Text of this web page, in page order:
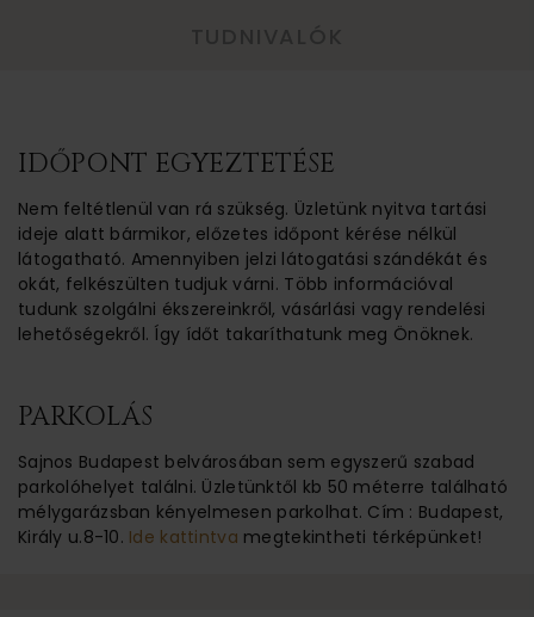
IDŐPONT EGYEZTETÉSE
Nem feltétlenül van rá szükség. Üzletünk nyitva tartási
ideje alatt bármikor, előzetes időpont kérése nélkül
látogatható. Amennyiben jelzi látogatási szándékát és
okát, felkészülten tudjuk várni. Több információval
tudunk szolgálni ékszereinkről, vásárlási vagy rendelési
lehetőségekről. Így ídőt takaríthatunk meg Önöknek.
PARKOLÁS
Sajnos Budapest belvárosában sem egyszerű szabad
parkolóhelyet találni. Üzletünktől kb 50 méterre található
mélygarázsban kényelmesen parkolhat. Cím : Budapest,
Király u.8-10. Ide kattintva megtekintheti térképünket!